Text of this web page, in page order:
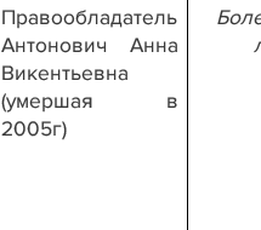
Правообладатель
Антонович Анна
Викентьевна
(умершая в
2005г)